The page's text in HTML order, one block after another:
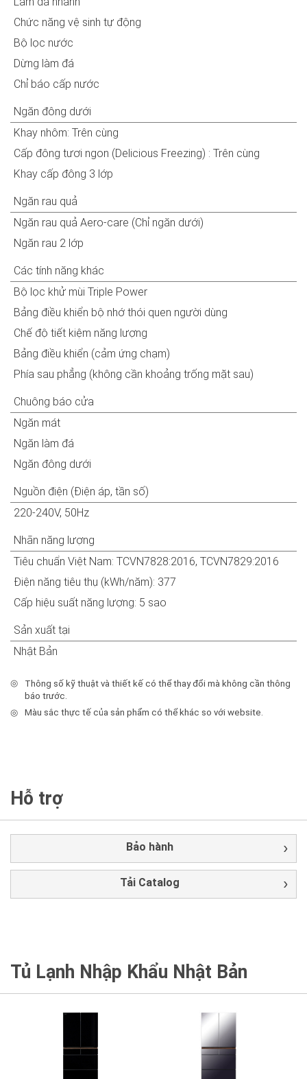
Chức năng vệ sinh tự động
Bộ lọc nước
Dừng làm đá
Chỉ báo cấp nước
Ngăn đông dưới
Khay nhôm: Trên cùng
Cấp đông tươi ngon (Delicious Freezing) : Trên cùng
Khay cấp đông 3 lớp
Ngăn rau quả
Ngăn rau quả Aero-care (Chỉ ngăn dưới)
Ngăn rau 2 lớp
Các tính năng khác
Bộ lọc khử mùi Triple Power
Bảng điều khiển bộ nhớ thói quen người dùng
Chế độ tiết kiệm năng lượng
Bảng điều khiển (cảm ứng chạm)
Phía sau phẳng (không cần khoảng trống mặt sau)
Chuông báo cửa
Ngăn mát
Ngăn làm đá
Ngăn đông dưới
Nguồn điện (Điện áp, tần số)
220-240V, 50Hz
Nhãn năng lượng
Tiêu chuẩn Việt Nam: TCVN7828:2016, TCVN7829:2016
Điện năng tiêu thụ (kWh/năm): 377
Cấp hiệu suất năng lượng: 5 sao
Sản xuất tại
Nhật Bản
◎
Thông số kỹ thuật và thiết kế có thể thay đổi mà không cần thông
báo trước.
◎
Màu sắc thực tế của sản phẩm có thể khác so với website.
Hỗ trợ
Bảo hành
Tải Catalog
Tủ Lạnh Nhập Khẩu Nhật Bản